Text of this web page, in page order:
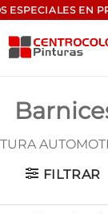
ESPECIALES EN
FILTRAR